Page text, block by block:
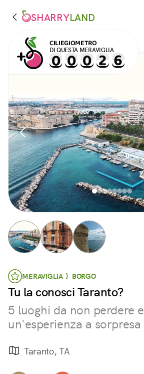
SHARRYLAND
CILIEGIOMETRO
DI QUESTA MERAVIGLIA
MERAVIGLIA } BORGO
Tu la conosci Taranto?
5 luoghi da non perdere e
un'esperienza a sorpresa
Taranto, TA